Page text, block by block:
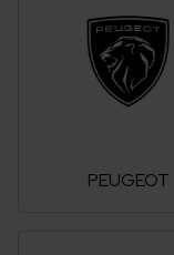
PEUGEOT